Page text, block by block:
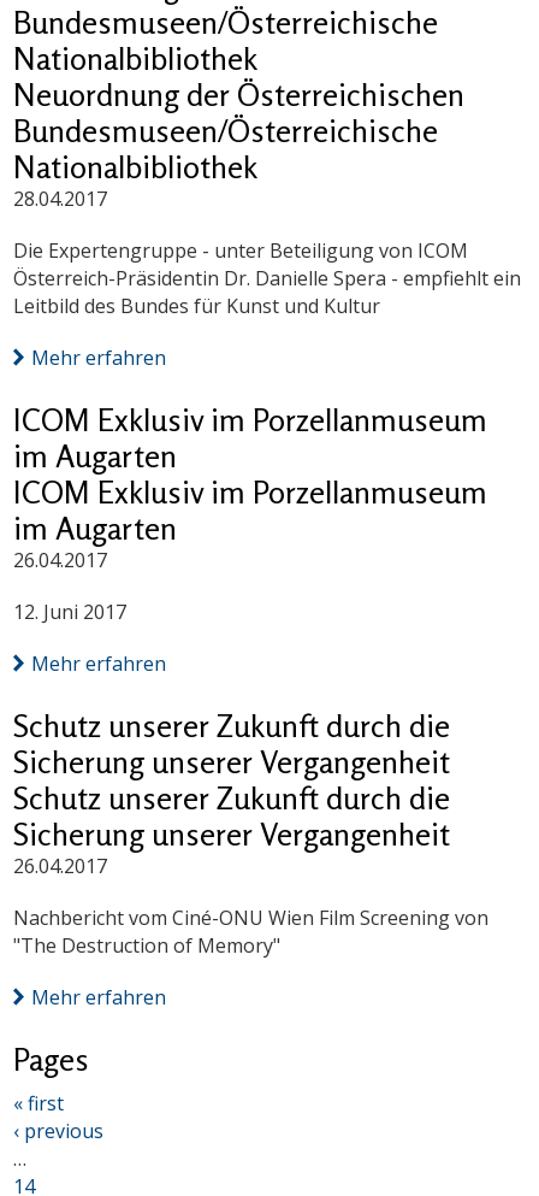
Bundesmuseen/Österreichische
Nationalbibliothek
Neuordnung der Österreichischen
Bundesmuseen/Österreichische
Nationalbibliothek
28.04.2017
Die Expertengruppe - unter Beteiligung von ICOM
Österreich-Präsidentin Dr. Danielle Spera - empfiehlt ein
Leitbild des Bundes für Kunst und Kultur
Mehr erfahren
ICOM Exklusiv im Porzellanmuseum
im Augarten
ICOM Exklusiv im Porzellanmuseum
im Augarten
26.04.2017
12. Juni 2017
Mehr erfahren
Schutz unserer Zukunft durch die
Sicherung unserer Vergangenheit
Schutz unserer Zukunft durch die
Sicherung unserer Vergangenheit
26.04.2017
Nachbericht vom Ciné-ONU Wien Film Screening von
"The Destruction of Memory"
Mehr erfahren
Pages
« first
‹ previous
…
14